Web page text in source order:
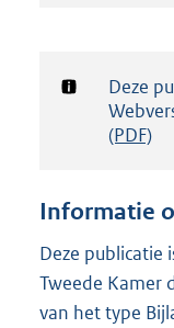
Deze
(PDF)
Informatie
Deze
Tweede Kamer
van het type